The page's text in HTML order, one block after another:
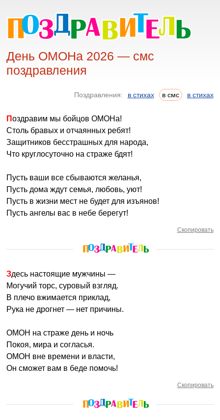
День ОМОНа 2026 — смс
поздравления
Поздравления: в стихах в смс в стихах
Поздравим мы бойцов ОМОНа!
Столь бравых и отчаянных ребят!
Защитников бесстрашных для народа,
Что круглосуточно на страже бдят!
Пусть ваши все сбываются желанья,
Пусть дома ждут семья, любовь, уют!
Пусть в жизни мест не будет для изъянов!
Пусть ангелы вас в небе берегут!
Скопировать
Здесь настоящие мужчины —
Могучий торс, суровый взгляд.
В плечо вжимается приклад,
Рука не дрогнет — нет причины.
ОМОН на страже день и ночь
Покоя, мира и согласья.
ОМОН вне времени и власти,
Он сможет вам в беде помочь!
Скопировать